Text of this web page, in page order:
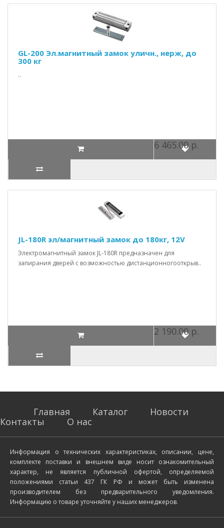
GL-200 Эл.магнитный замок уличн., нерж, до
300 кг
..
6 465.00 р.
JL-180R эл/магнитный замок до 180кг, 12V
Электромагнитный замок JL-180R предназначен для
запирания дверей с возможностью дистанционногооткрыв..
2 190.00 р.
Главная Каталог
Новости
Контакты
О нас
Информация о технических характеристиках, описании, цене,
комплекте поставки и внешнем виде носит ознакомительный
характер, не является публичной офертой, определяемой
положениями статьи 437 ГК РФ и может быть изменена
производителем без предварительного уведомления.
Информацию о товаре уточняйте у наших менеджеров.